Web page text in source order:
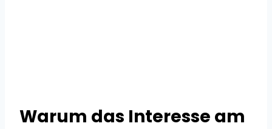
Warum das Interesse am